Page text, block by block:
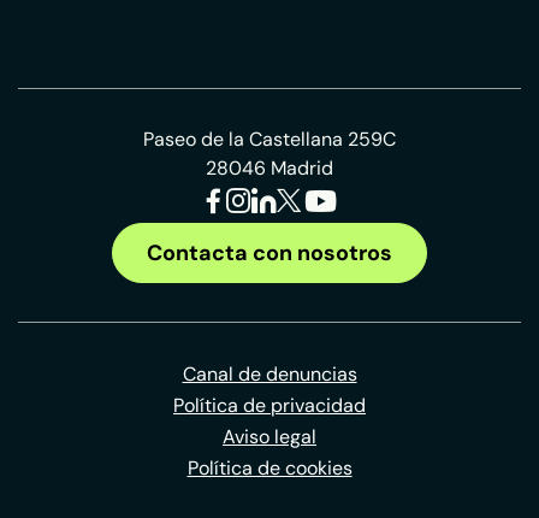
Paseo de la Castellana 259C
28046 Madrid
Contacta con nosotros
Canal de denuncias
Política de privacidad
Aviso legal
Política de cookies